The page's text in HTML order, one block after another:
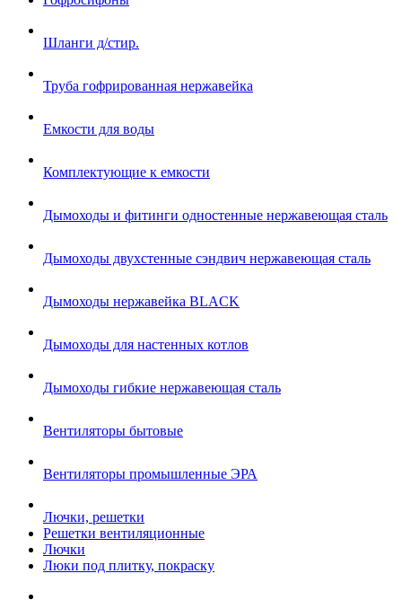
Шланги д/стир.
Труба гофрированная нержавейка
Емкости для воды
Комплектующие к емкости
Дымоходы и фитинги одностенные нержавеющая сталь
Дымоходы двухстенные сэндвич нержавеющая сталь
Дымоходы нержавейка BLACK
Дымоходы для настенных котлов
Дымоходы гибкие нержавеющая сталь
Вентиляторы бытовые
Вентиляторы промышленные ЭРА
Лючки, решетки
Решетки вентиляционные
Лючки
Люки под плитку, покраску